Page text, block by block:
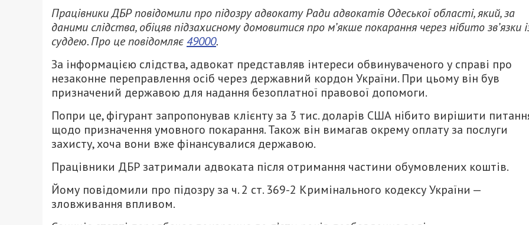
Працівники ДБР повідомили про підозру адвокату Ради адвокатів Одеської області, який, за
даними слідства, обіцяв підзахисному домовитися про м’якше покарання через нібито зв’язки
суддею. Про це повідомляє49000.
За інформацією слідства, адвокат представляв інтереси обвинуваченого у справі про
незаконне переправлення осіб через державний кордон України. При цьому він був
призначений державою для надання безоплатної правової допомоги.
Попри це, фігурант запропонував клієнту за 3 тис. доларів США нібито вирішити
щодо призначення умовного покарання. Також він вимагав окрему оплату за послуги
захисту, хоча вони вже фінансувалися державою.
Працівники ДБР затримали адвоката після отримання частини обумовлених коштів.
Йому повідомили про підозру за ч. 2 ст. 369-2 Кримінального кодексу України —
зловживання впливом.